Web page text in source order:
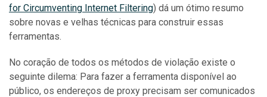
for Circumventing Internet Filtering) dá um ótimo resumo
sobre novas e velhas técnicas para construir essas
ferramentas.
No coração de todos os métodos de violação existe o
seguinte dilema: Para fazer a ferramenta disponível ao
público, os endereços de proxy precisam ser comunicados